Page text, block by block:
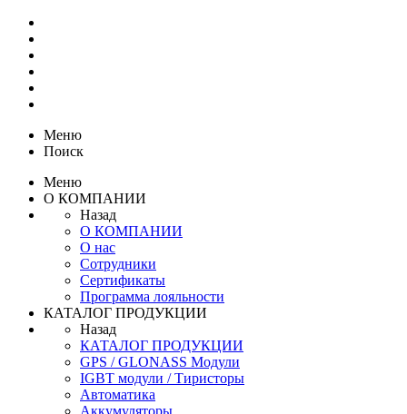
Меню
Поиск
Меню
О КОМПАНИИ
Назад
О КОМПАНИИ
О нас
Сотрудники
Сертификаты
Программа лояльности
КАТАЛОГ ПРОДУКЦИИ
Назад
КАТАЛОГ ПРОДУКЦИИ
GPS / GLONASS Модули
IGBT модули / Тиристоры
Автоматика
Аккумуляторы